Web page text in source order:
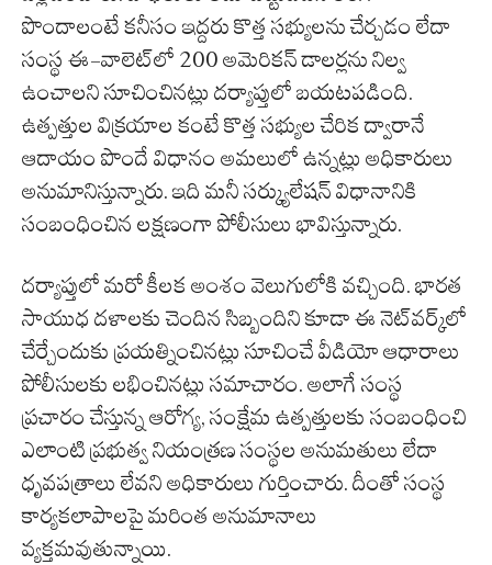
పొందాలంటే కనీసం ఇద్దరు కొత్త సభ్యులను చేర్చడం లేదా
సంస్థ ఈ-వాలెట్‌లో 200 అమెరికన్ డాలర్లను నిల్వ
ఉంచాలని సూచించినట్లు దర్యాప్తులో బయటపడింది.
ఉత్పత్తుల విక్రయాల కంటే కొత్త సభ్యుల చేరిక ద్వారానే
ఆదాయం పొందే విధానం అమలులో ఉన్నట్లు అధికారులు
అనుమానిస్తున్నారు. ఇది మనీ సర్క్యులేషన్ విధానానికి
సంబంధించిన లక్షణంగా పోలీసులు భావిస్తున్నారు.
దర్యాప్తులో మరో కీలక అంశం వెలుగులోకి వచ్చింది. భారత
సాయుధ దళాలకు చెందిన సిబ్బందిని కూడా ఈ నెట్‌వర్క్‌లో
చేర్చేందుకు ప్రయత్నించినట్లు సూచించే వీడియో ఆధారాలు
పోలీసులకు లభించినట్లు సమాచారం. అలాగే సంస్థ
ప్రచారం చేస్తున్న ఆరోగ్య, సంక్షేమ ఉత్పత్తులకు సంబంధించి
ఎలాంటి ప్రభుత్వ నియంత్రణ సంస్థల అనుమతులు లేదా
ధృవపత్రాలు లేవని అధికారులు గుర్తించారు. దీంతో సంస్థ
కార్యకలాపాలపై మరింత అనుమానాలు
వ్యక్తమవుతున్నాయి.